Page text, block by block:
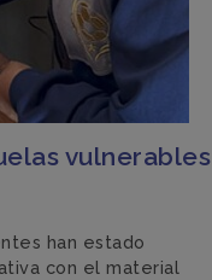
vulnerables
han estado
con el material